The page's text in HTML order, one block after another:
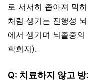
로 서서히 좁아져 막
처럼 생기는 진행성
에서 생기며 뇌졸중
학회지).
Q: 치료하지 않고